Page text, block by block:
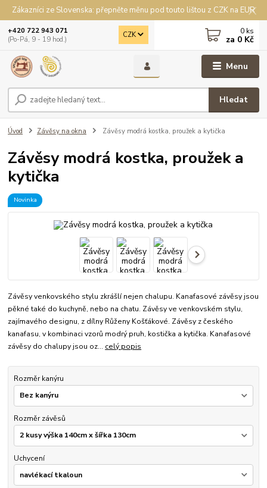
Zákazníci ze Slovenska: přepněte měnu pod touto lištou z CZK na EUR
Menu
CZK
Hledat
+420 722 943 071
(Po-Pá, 9 - 19 hod.)
0 ks
za 0 Kč
Úvod Závěsy na okna Závěsy modrá kostka, proužek a kytička
Závěsy modrá kostka, proužek a
kytička
Novinka
Závěsy venkovského stylu zkrášlí nejen chalupu. Kanafasové závěsy jsou
pěkné také do kuchyně, nebo na chatu. Závěsy ve venkovském stylu,
zajímavého designu, z dílny Růženy Košťákové. Závěsy z českého
kanafasu, v kombinaci vzorů modrý pruh, kostička a kytička. Kanafasové
závěsy do chalupy jsou oz... celý popis
Rozměr kanýru
Rozměr závěsů
Uchycení